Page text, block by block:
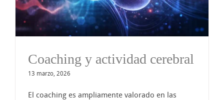
Coaching y actividad cerebral
13 marzo, 2026
El coaching es ampliamente valorado en las